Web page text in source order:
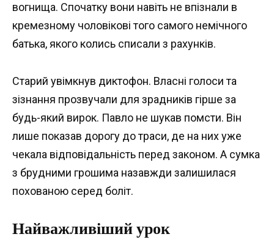
вогнища. Спочатку вони навіть не впізнали в
кремезному чоловікові того самого немічного
батька, якого колись списали з рахунків.
Старий увімкнув диктофон. Власні голоси та
зізнання прозвучали для зрадників гірше за
будь-який вирок. Павло не шукав помсти. Він
лише показав дорогу до траси, де на них уже
чекала відповідальність перед законом. А сумка
з брудними грошима назавжди залишилася
похованою серед боліт.
Найважливіший урок